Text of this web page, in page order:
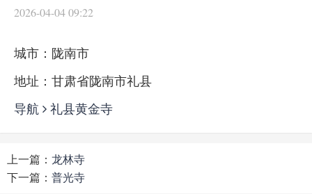
2026-04-04 09:22
城市：陇南市
地址：甘肃省陇南市礼县
导航
礼县黄金寺
上一篇： 龙林寺
下一篇： 普光寺